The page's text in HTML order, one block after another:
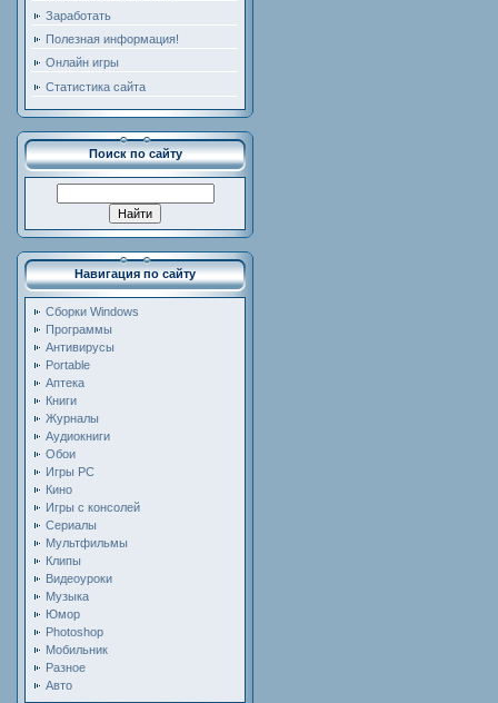
Заработать
Полезная информация!
Онлайн игры
Статистика сайта
Поиск по сайту
Навигация по сайту
Сборки Windows
Программы
Антивирусы
Portable
Аптека
Книги
Журналы
Аудиокниги
Обои
Игры PC
Кино
Игры с консолей
Сериалы
Мультфильмы
Клипы
Видеоуроки
Музыка
Юмор
Photoshop
Мобильник
Разное
Авто